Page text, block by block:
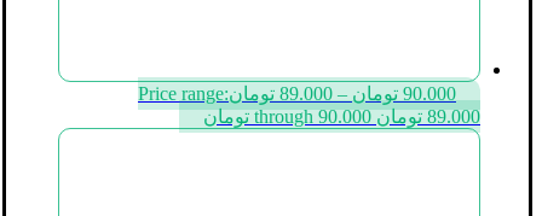
90.000 تومان –
89.000 تومانPrice range:
89.000 تومان through 90.000 تومان